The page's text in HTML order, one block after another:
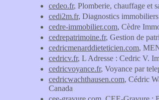
cedeo.fr, Plomberie, chauffage et
cedi2m.fr, Diagnostics
cedre-immobilier.com, Cèdre
cedrepatrimoine.fr, Gestion de
cedricmenarddieteticien.com,
cedricv.fr, L Adresse : Cedric V.
cedricvoyance.fr, Voyance par
cedricwachthausen.com, Cédric
Canada